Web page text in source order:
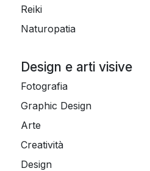
Reiki
Naturopatia
Design e arti visive
Fotografia
Graphic Design
Arte
Creatività
Design